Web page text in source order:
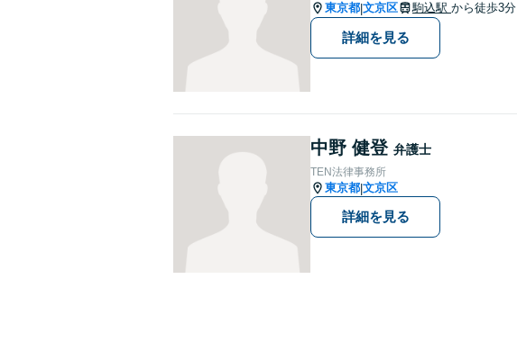
東京都|文京区 駒込駅 から徒歩3分
詳細を見る
中野 健登 弁護士
TEN法律事務所
東京都|文京区
詳細を見る